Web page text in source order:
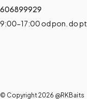
606899929
9:00-17:00 od pon. do pt.
© Copyright 2026 @RKBaits